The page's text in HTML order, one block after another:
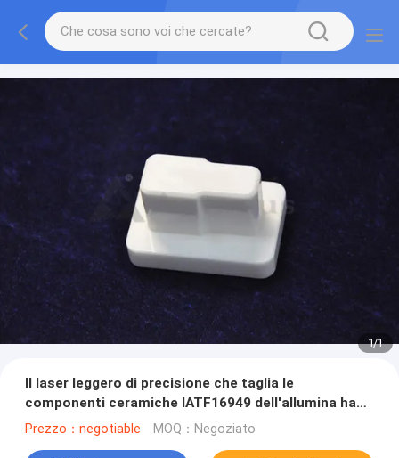
1/1
Il laser leggero di precisione che taglia le
componenti ceramiche IATF16949 dell'allumina ha
certificato
Prezzo：negotiable MOQ：Negoziato